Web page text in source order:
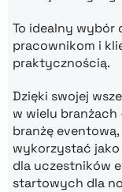
To idealny wybór
pracownikom i
praktycznością.
Dzięki swojej
w wielu
branżę
wykorzystać
dla uczestników
startowych dla